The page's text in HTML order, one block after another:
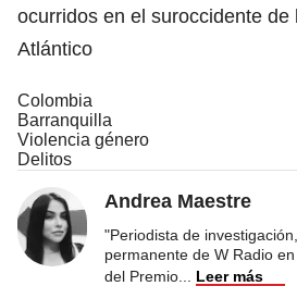
ocurridos en el suroccidente de
Atlántico
Colombia
Barranquilla
Violencia género
Delitos
Andrea Maestre
"Periodista de
permanente de W Radio
del Premio
Leer más